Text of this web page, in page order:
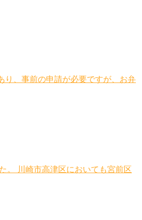
り、事前の申請が必要ですが、お弁
。 川崎市高津区においても宮前区